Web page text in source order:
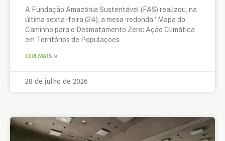
A Fundação Amazônia Sustentável (FAS) realizou, na
última sexta-feira (24), a mesa-redonda “Mapa do
Caminho para o Desmatamento Zero: Ação Climática
em Territórios de Populações
LEIA MAIS »
28 de julho de 2026